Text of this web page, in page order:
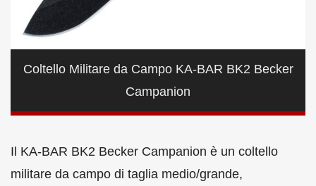
Coltello Militare da Campo KA-BAR BK2 Becker
Campanion
Il KA-BAR BK2 Becker Campanion è un coltello
militare da campo di taglia medio/grande,